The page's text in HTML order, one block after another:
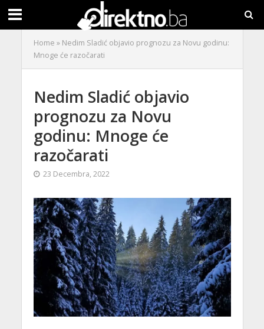
Home » Nedim Sladić objavio prognozu za Novu godinu:
Mnoge će razočarati
Nedim Sladić objavio
prognozu za Novu
godinu: Mnoge će
razočarati
23 Decembra, 2022